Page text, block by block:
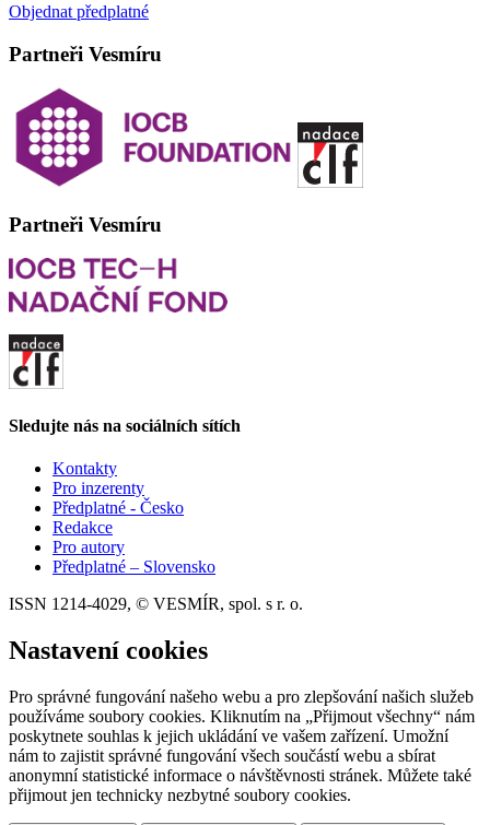
Objednat předplatné
Partneři Vesmíru
Partneři Vesmíru
Sledujte nás na sociálních sítích
Kontakty
Pro inzerenty
Předplatné - Česko
Redakce
Pro autory
Předplatné – Slovensko
ISSN 1214-4029, © VESMÍR, spol. s r. o.
Nastavení cookies
Pro správné fungování našeho webu a pro zlepšování našich služeb
používáme soubory cookies. Kliknutím na „Přijmout všechny“ nám
poskytnete souhlas k jejich ukládání ve vašem zařízení. Umožní
nám to zajistit správné fungování všech součástí webu a sbírat
anonymní statistické informace o návštěvnosti stránek. Můžete také
přijmout jen technicky nezbytné soubory cookies.